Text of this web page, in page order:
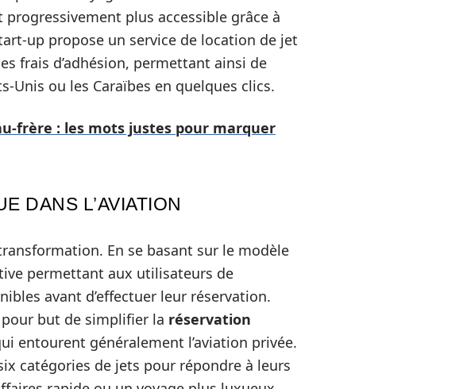
plus accessible grâce à
up propose un service de location de jet
frais d’adhésion, permettant ainsi de
Unis ou les Caraïbes en quelques clics.
frère : les mots justes pour marquer
DANS L’AVIATION
En se basant sur le modèle
permettant aux utilisateurs de
avant d’effectuer leur réservation.
but de simplifier la réservation
entourent généralement l’aviation privée.
catégories de jets pour répondre à leurs